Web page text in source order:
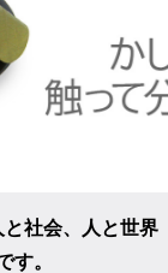
社会、人と世界
す。